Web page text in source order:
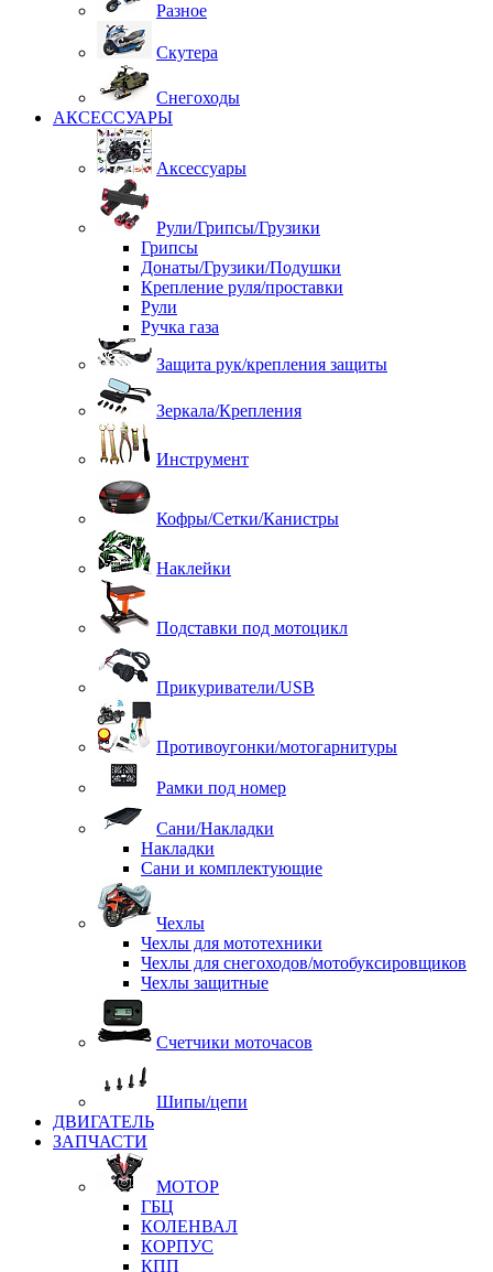
Разное
Скутера
Снегоходы
АКСЕССУАРЫ
Аксессуары
Рули/Грипсы/Грузики
Грипсы
Донаты/Грузики/Подушки
Крепление руля/проставки
Рули
Ручка газа
Защита рук/крепления защиты
Зеркала/Крепления
Инструмент
Кофры/Сетки/Канистры
Наклейки
Подставки под мотоцикл
Прикуриватели/USB
Противоугонки/мотогарнитуры
Рамки под номер
Сани/Накладки
Накладки
Сани и комплектующие
Чехлы
Чехлы для мототехники
Чехлы для снегоходов/мотобуксировщиков
Чехлы защитные
Счетчики моточасов
Шипы/цепи
ДВИГАТЕЛЬ
ЗАПЧАСТИ
МОТОР
ГБЦ
КОЛЕНВАЛ
КОРПУС
КПП